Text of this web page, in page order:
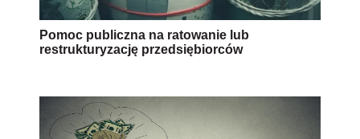
Pomoc publiczna na ratowanie lub
restrukturyzację przedsiębiorców